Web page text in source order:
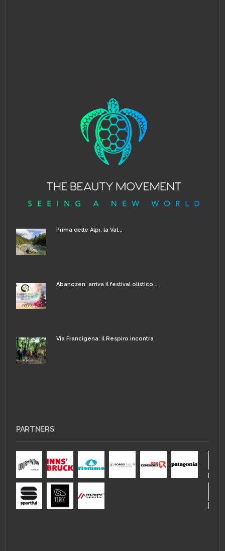
Prima delle Alpi, la Val...
Abanozen: arriva il festival olistico...
Via Francigena: il Respiro incontra
PARTNERS